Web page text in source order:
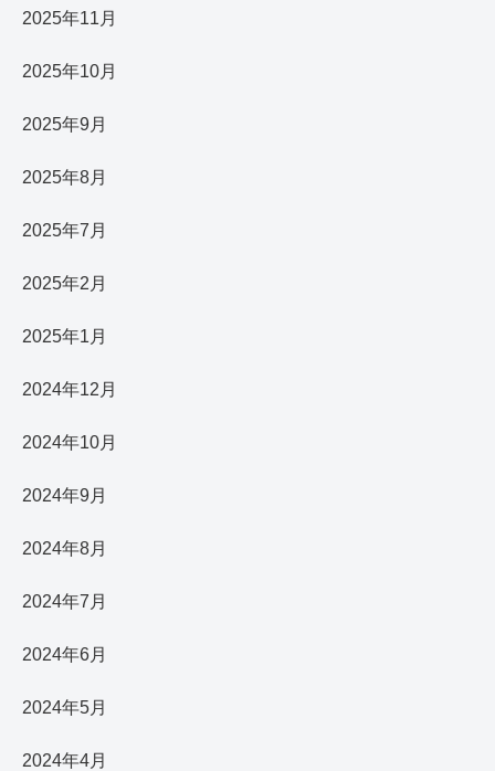
2025年11月
2025年10月
2025年9月
2025年8月
2025年7月
2025年2月
2025年1月
2024年12月
2024年10月
2024年9月
2024年8月
2024年7月
2024年6月
2024年5月
2024年4月